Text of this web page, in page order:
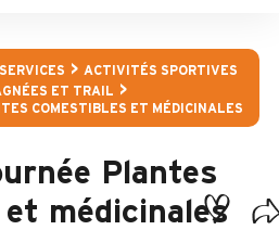
ACTIVITÉS SPORTIVES
ET TRAIL
COMESTIBLES ET MÉDICINALES
Plantes
médicinales